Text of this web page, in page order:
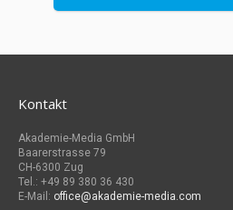
Kontakt
Akademie-Media GmbH
Baarerstrasse 79
CH-6300 Zug
Tel.: +49 89 380 36 430
E-Mail: office@akademie-media.com